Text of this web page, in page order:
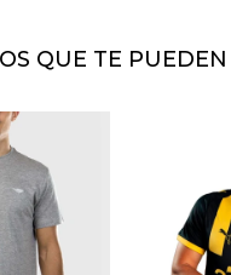
QUE TE